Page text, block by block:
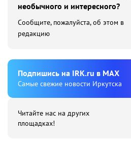
необычного и интересного?
Сообщите, пожалуйста, об этом в
редакцию
Подпишиcь на IRK.ru в MAX
Cамые свежие новости Иркутска
Читайте нас на других
площадках!